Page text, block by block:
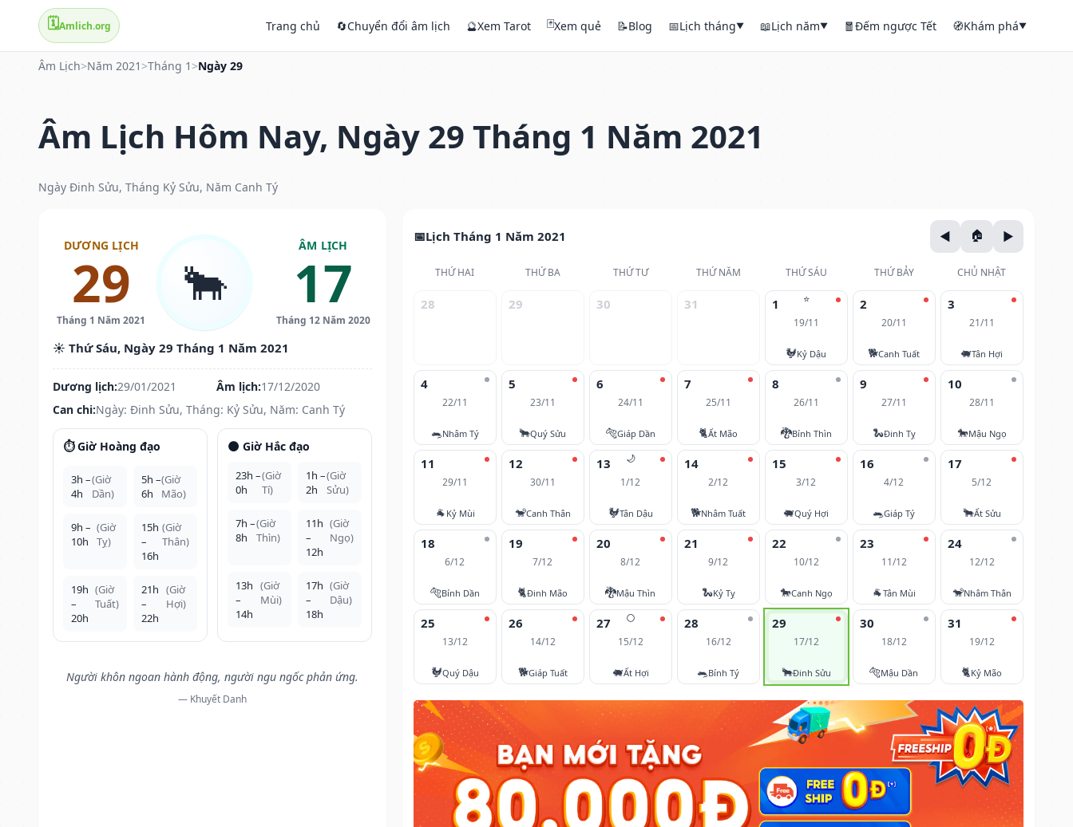
🗓️Amlich.org Trang chủ 🔄Chuyển đổi âm lịch 🔮Xem Tarot 🃏Xem quẻ 📝Blog 📅Lịch tháng▼ 📖Lịch năm▼ 🧧Đếm ngược Tết 🧭Khám phá▼
Âm Lịch>Năm 2021 >Tháng 1 >Ngày 29
Âm Lịch Hôm Nay, Ngày 29 Tháng 1 Năm 2021
Ngày Đinh Sửu, Tháng Kỷ Sửu, Năm Canh Tý
DƯƠNG LỊCH
29
Tháng 1 Năm 2021
🐂
ÂM LỊCH
17
Tháng 12 Năm 2020
☀️ Thứ Sáu, Ngày 29 Tháng 1 Năm 2021
Dương lịch:29/01/2021 Âm lịch:17/12/2020
Can chi:Ngày: Đinh Sửu, Tháng: Kỷ Sửu, Năm: Canh Tý
⏱️ Giờ Hoàng đạo
3h –
4h
(Giờ
Dần)
5h –
6h
(Giờ
Mão)
9h –
10h
(Giờ
Tỵ)
15h
–
16h
(Giờ
Thân)
19h
–
20h
(Giờ
Tuất)
21h
–
22h
(Giờ
Hợi)
🌑 Giờ Hắc đạo
23h –
0h
(Giờ
Tí)
1h –
2h
(Giờ
Sửu)
7h –
8h
(Giờ
Thìn)
11h
–
12h
(Giờ
Ngọ)
13h
–
14h
(Giờ
Mùi)
17h
–
18h
(Giờ
Dậu)
Người khôn ngoan hành động, người ngu ngốc phản ứng.
— Khuyết Danh
Lịch Tháng 1 Năm 2021
THỨ HAI THỨ BA THỨ TƯ THỨ NĂM THỨ SÁU THỨ BẢY CHỦ NHẬT
28 29 30 31 ⭐
1
19/11
🐓Kỷ Dậu
2
20/11
🐕Canh Tuất
3
21/11
🐖Tân Hợi
4
22/11
🐀Nhâm Tý
5
23/11
🐂Quý Sửu
6
24/11
🐅Giáp Dần
7
25/11
🐈Ất Mão
8
26/11
🐉Bính Thìn
9
27/11
🐍Đinh Tỵ
10
28/11
🐎Mậu Ngọ
11
29/11
🐐 Kỷ Mùi
12
30/11
🐒Canh Thân
🌙
13
1/12
🐓Tân Dậu
14
2/12
🐕Nhâm Tuất
15
3/12
🐖Quý Hợi
16
4/12
🐀Giáp Tý
17
5/12
🐂Ất Sửu
18
6/12
🐅Bính Dần
19
7/12
🐈Đinh Mão
20
8/12
🐉Mậu Thìn
21
9/12
🐍Kỷ Tỵ
22
10/12
🐎Canh Ngọ
23
11/12
🐐Tân Mùi
24
12/12
🐒Nhâm Thân
25
13/12
🐓Quý Dậu
26
14/12
🐕Giáp Tuất
🌕
27
15/12
🐖Ất Hợi
28
16/12
🐀Bính Tý
29
17/12
🐂Đinh Sửu
30
18/12
🐅Mậu Dần
31
19/12
🐈Kỷ Mão